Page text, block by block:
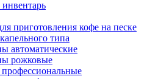
приготовления кофе на песке
типа
автоматические
рожковые